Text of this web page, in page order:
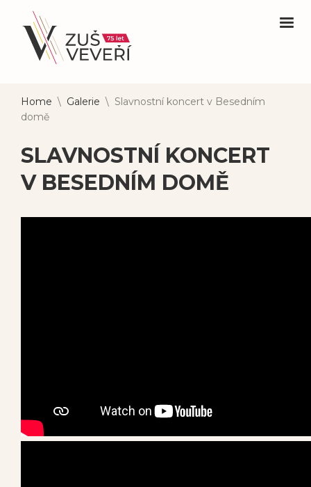
Home \ Galerie \ Slavnostní koncert v Besedním
domě
SLAVNOSTNÍ KONCERT
V BESEDNÍM DOMĚ